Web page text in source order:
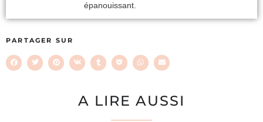
épanouissant.
PARTAGER SUR
A LIRE AUSSI